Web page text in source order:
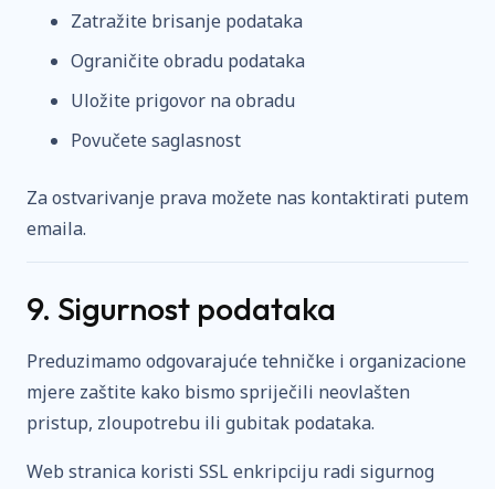
Zatražite brisanje podataka
Ograničite obradu podataka
Uložite prigovor na obradu
Povučete saglasnost
Za ostvarivanje prava možete nas kontaktirati putem
emaila.
9. Sigurnost podataka
Preduzimamo odgovarajuće tehničke i organizacione
mjere zaštite kako bismo spriječili neovlašten
pristup, zloupotrebu ili gubitak podataka.
Web stranica koristi SSL enkripciju radi sigurnog